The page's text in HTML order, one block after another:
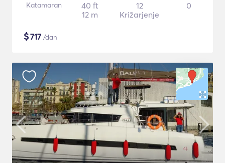
Katamaran
40 ft
12 m
12
Križarjenje
0
$717 /dan